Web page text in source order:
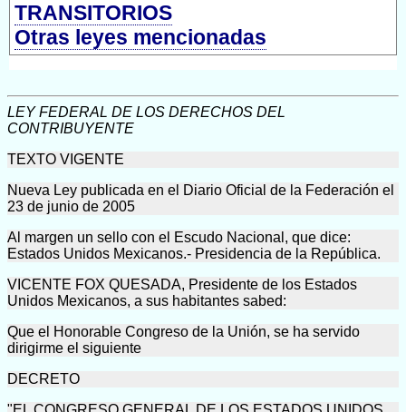
TRANSITORIOS
Otras leyes mencionadas
LEY FEDERAL DE LOS DERECHOS DEL
CONTRIBUYENTE
TEXTO VIGENTE
Nueva Ley publicada en el Diario Oficial de la Federación el
23 de junio de 2005
Al margen un sello con el Escudo Nacional, que dice:
Estados Unidos Mexicanos.- Presidencia de la República.
VICENTE FOX QUESADA, Presidente de los Estados
Unidos Mexicanos, a sus habitantes sabed:
Que el Honorable Congreso de la Unión, se ha servido
dirigirme el siguiente
DECRETO